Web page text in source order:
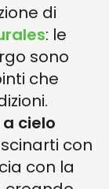
di
: le
sono
che
cielo
con
con la